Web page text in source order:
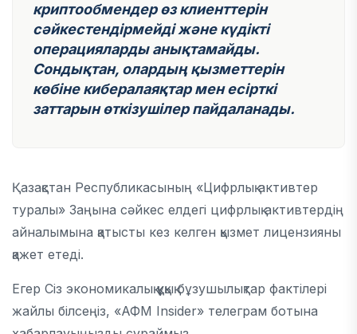
криптообмендер өз клиенттерін
сәйкестендірмейдіжәне күдікті
операцияларды анықтамайды.
Сондықтан, олардың қызметтерін
көбіне кибералаяқтар мен есірткі
заттарын өткізушілерпайдаланады.
Қазақстан Республикасының «Цифрлық активтер
туралы» Заңына сәйкес елдегі цифрлық активтердің
айналымына қатысты кез келген қызмет лицензияны
қажет етеді.
Егер Сіз экономикалық құқық бұзушылықтар фактілері
жайлы білсеңіз, «АФМ Insider» телеграм ботына